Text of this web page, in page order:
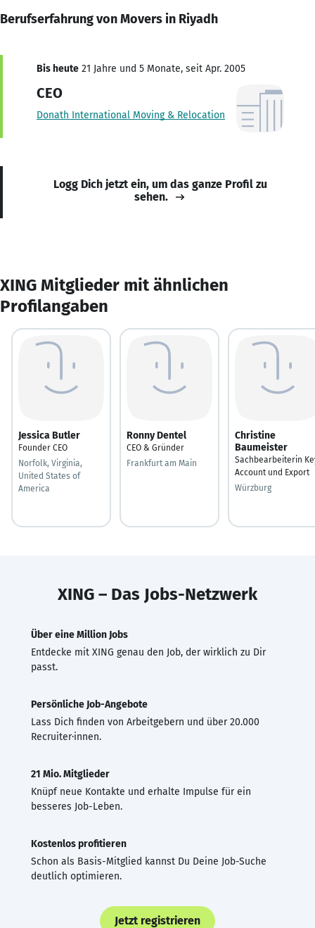
Berufserfahrung von Movers in Riyadh
Bis heute 21 Jahre und 5 Monate, seit Apr. 2005
CEO
Donath International Moving & Relocation
Logg Dich jetzt ein, um das ganze Profil zu
sehen.
XING Mitglieder mit ähnlichen
Profilangaben
Jessica Butler
Founder CEO
Norfolk, Virginia,
United States of
America
Ronny Dentel
CEO & Gründer
Frankfurt am Main
Christine
Baumeister
Sachbearbeiterin
Account und Export
Würzburg
XING – Das Jobs-Netzwerk
Über eine Million Jobs
Entdecke mit XING genau den Job, der wirklich zu Dir
passt.
Persönliche Job-Angebote
Lass Dich finden von Arbeitgebern und über 20.000
Recruiter·innen.
21 Mio. Mitglieder
Knüpf neue Kontakte und erhalte Impulse für ein
besseres Job-Leben.
Kostenlos profitieren
Schon als Basis-Mitglied kannst Du Deine Job-Suche
deutlich optimieren.
Jetzt registrieren